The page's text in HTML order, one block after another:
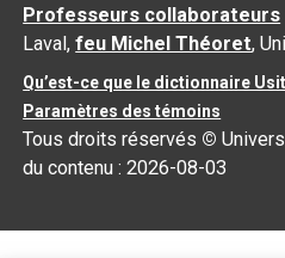
Professeurs collaborateurs
Laval,feu Michel Théoret,
Qu’est-ce que le dictionnaire
Paramètres des témoins
Tous droits réservés ©
du contenu :2026-08-03